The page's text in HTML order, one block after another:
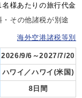
名様あたりの旅行代金
その他諸税が別途
海外空港諸税等別
2026/9/6～2027/7/20
ハワイ／ハワイ(米国)
8日間